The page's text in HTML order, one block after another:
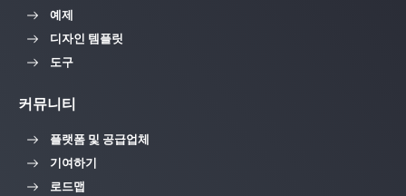
예제
디자인 템플릿
도구
커뮤니티
플랫폼 및 공급업체
기여하기
로드맵